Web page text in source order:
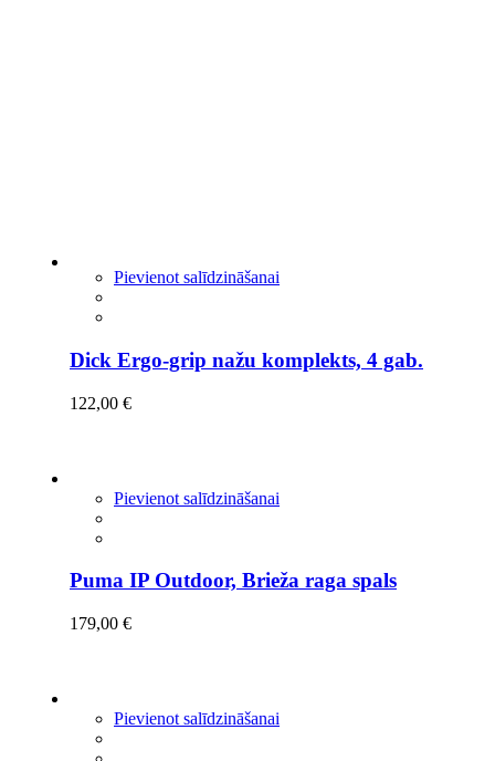
Pievienot salīdzināšanai
Dick Ergo-grip nažu komplekts, 4 gab.
122,00 €
Pievienot salīdzināšanai
Puma IP Outdoor, Brieža raga spals
179,00 €
Pievienot salīdzināšanai